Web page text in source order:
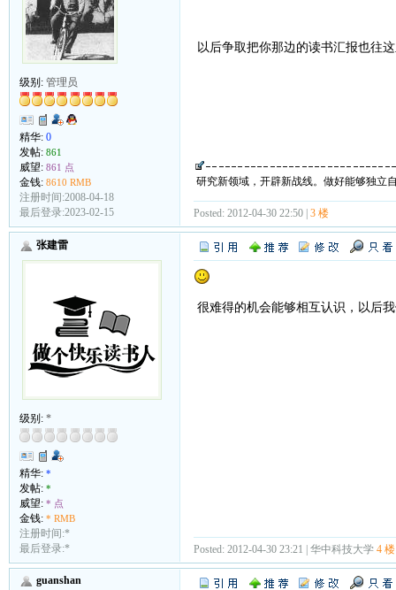
级别: 管理员
精华: 0
发帖: 861
威望: 861 点
金钱: 8610 RMB
注册时间:2008-04-18
最后登录:2023-02-15
以后争取把你那边的读书汇报也往
研究新领域，开辟新战线。做好能够独立
Posted: 2012-04-30 22:50 | 3 楼
张建雷
级别: *
精华: *
发帖: *
威望: * 点
金钱: * RMB
注册时间:*
最后登录:*
很难得的机会能够相互认识，以后
Posted: 2012-04-30 23:21 | 华中科技大学 4 楼
guanshan